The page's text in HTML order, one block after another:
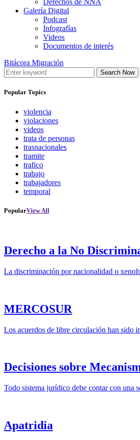
Derechos de NNA
Galería Digital
Podcast
Infografías
Videos
Documentos de interés
Bitácora Migración
Search Now
Popular Topics
violencia
violaciones
videos
trata de personas
trasnacionales
tramite
trafico
trabajo
trabajadores
temporal
PopularView All
Derecho a la No
La discriminación por nacionalidad o
MERCOSUR
Los acuerdos de libre circulación han sido
Decisiones sobre
Todo sistema jurídico debe contar con una
Apatridia